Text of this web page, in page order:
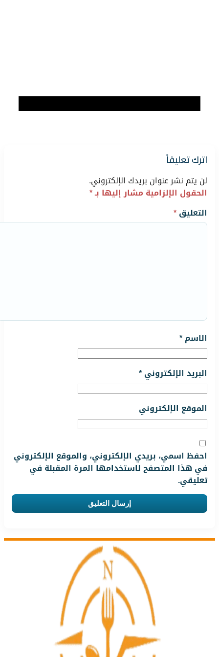
اترك تعليقاً
لن يتم نشر عنوان بريدك الإلكتروني.
الحقول الإلزامية مشار إليها بـ*
التعليق*
الاسم*
البريد الإلكتروني*
الموقع الإلكتروني
احفظ اسمي، بريدي الإلكتروني، والموقع الإلكتروني
في هذا المتصفح لاستخدامها المرة المقبلة في
تعليقي.